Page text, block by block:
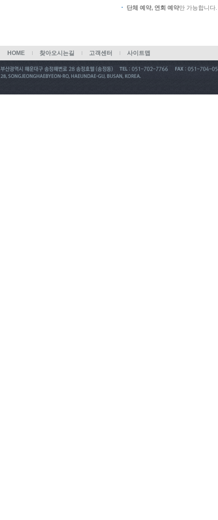
단체 예약, 연회 예약만 가능합니다 .
HOME 찾아오시는길 고객센터 사이트맵